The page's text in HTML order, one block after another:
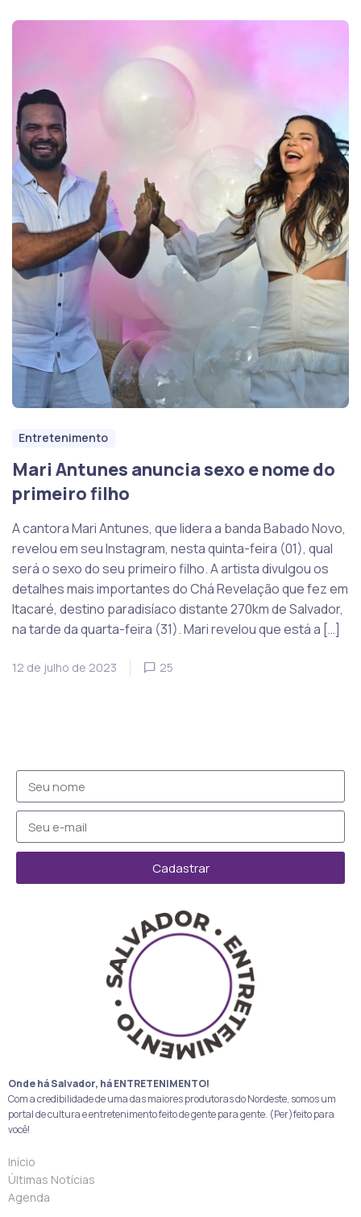
Entretenimento
Mari Antunes anuncia sexo e nome do
primeiro filho
A cantora Mari Antunes, que lidera a banda Babado Novo,
revelou em seu Instagram, nesta quinta-feira (01), qual
será o sexo do seu primeiro filho. A artista divulgou os
detalhes mais importantes do Chá Revelação que fez em
Itacaré, destino paradisíaco distante 270km de Salvador,
na tarde da quarta-feira (31). Mari revelou que está a […]
12 de julho de 2023 25
Cadastrar
Onde há Salvador, há ENTRETENIMENTO!
Com a credibilidade de uma das maiores produtoras do Nordeste, somos um
portal de cultura e entretenimento feito de gente para gente. (Per)feito para
você!
Início
Últimas Notícias
Agenda